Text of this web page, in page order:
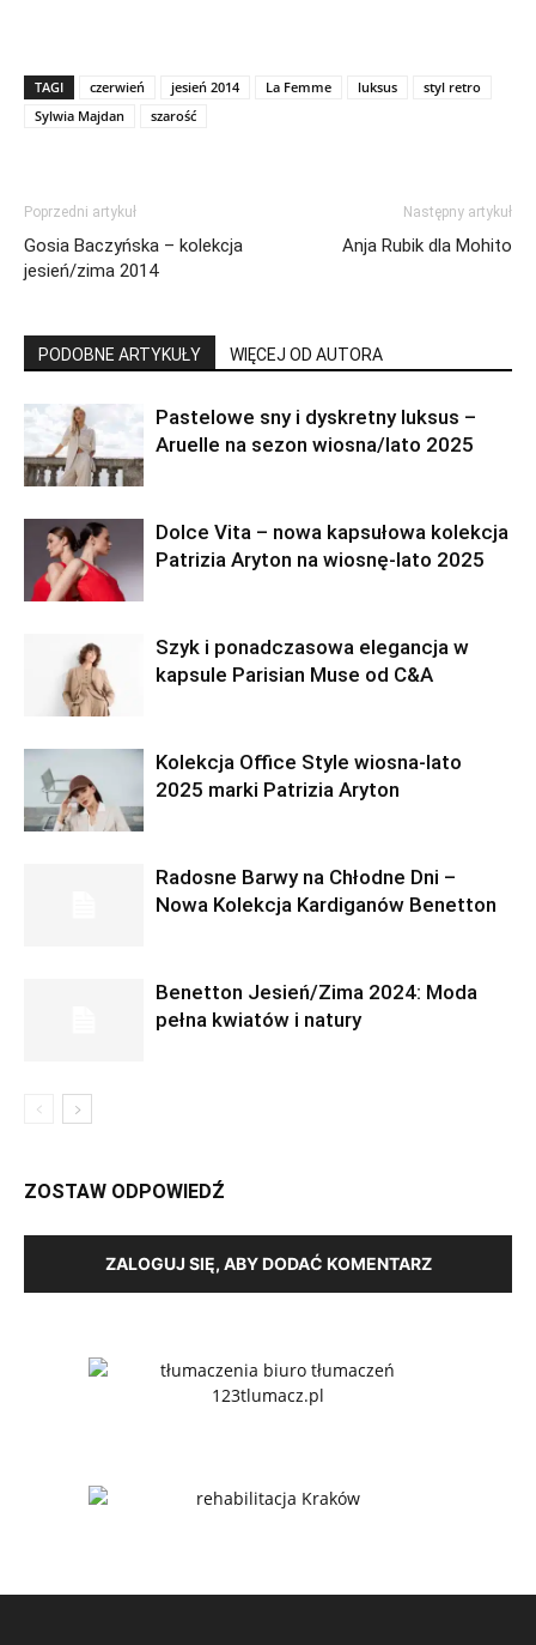
TAGI czerwień jesień 2014 La Femme luksus
styl retro
Sylwia Majdan
szarość
Poprzedni artykuł
Gosia Baczyńska – kolekcja
jesień/zima 2014
Następny artykuł
Anja Rubik dla Mohito
PODOBNE ARTYKUŁY WIĘCEJ OD AUTORA
Pastelowe sny i dyskretny luksus –
Aruelle na sezon wiosna/lato 2025
Dolce Vita – nowa kapsułowa kolekcja
Patrizia Aryton na wiosnę-lato 2025
Szyk i ponadczasowa elegancja w
kapsule Parisian Muse od C&A
Kolekcja Office Style wiosna-lato
2025 marki Patrizia Aryton
Radosne Barwy na Chłodne Dni –
Nowa Kolekcja Kardiganów Benetton
Benetton Jesień/Zima 2024: Moda
pełna kwiatów i natury
ZOSTAW ODPOWIEDŹ
ZALOGUJ SIĘ, ABY DODAĆ KOMENTARZ